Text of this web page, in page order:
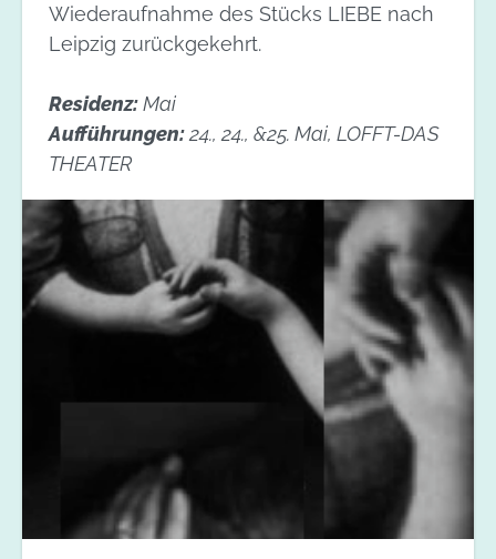
Wiederaufnahme des Stücks LIEBE nach
Leipzig zurückgekehrt.
Residenz:Mai
Aufführungen:24., 24., &25. Mai, LOFFT-DAS
THEATER